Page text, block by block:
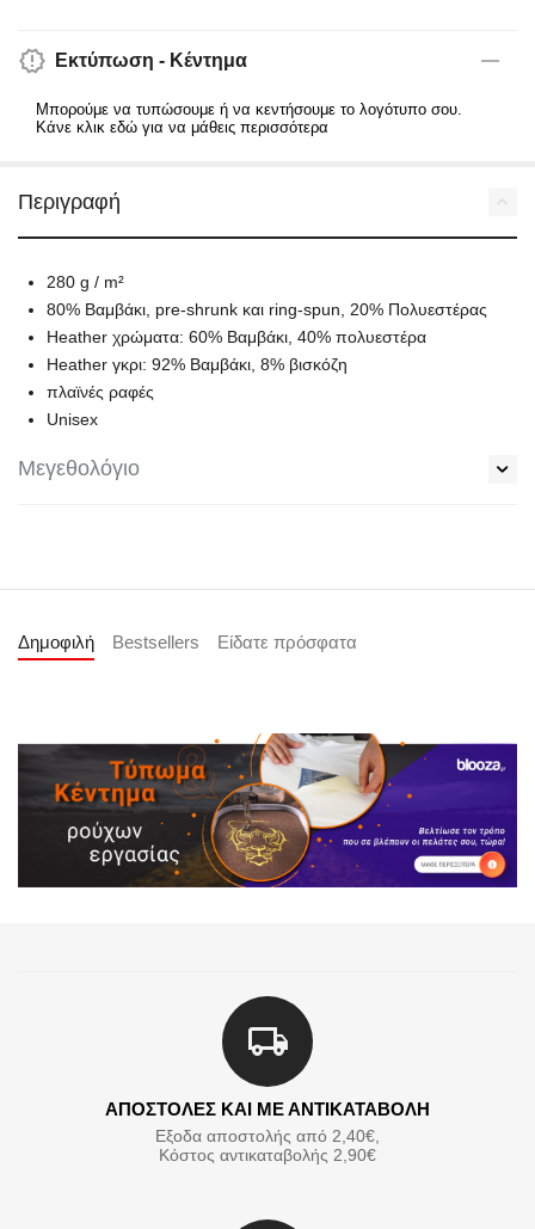
Εκτύπωση - Κέντημα
Μπορούμε να τυπώσουμε ή να κεντήσουμε το λογότυπο σου.
Κάνε κλικ εδώ για να μάθεις περισσότερα
Περιγραφή
280 g / m²
80% Βαμβάκι, pre-shrunk και ring-spun, 20% Πολυεστέρας
Heather χρώματα: 60% Βαμβάκι, 40% πολυεστέρα
Heather γκρι: 92% Βαμβάκι, 8% βισκόζη
πλαϊνές ραφές
Unisex
Μεγεθολόγιο
Δημοφιλή Bestsellers Είδατε πρόσφατα
ΑΠΟΣΤΟΛΕΣ ΚΑΙ ΜΕ ΑΝΤΙΚΑΤΑΒΟΛΗ
Εξοδα αποστολής από 2,40€,
Κόστος αντικαταβολής 2,90€